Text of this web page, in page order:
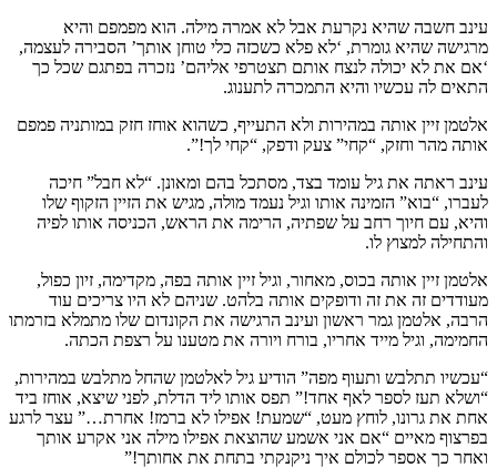
עינב חשבה שהיא נקרעת אבל לא אמרה מילה. הוא מפמפם והיא
מרגישה שהיא גומרת, ‘לא פלא כשכזה כלי טוחן אותך’ הסבירה לעצמה,
‘אם את לא יכולה לנצח אותם תצטרפי אליהם’ נזכרה בפתגם שכל כך
התאים לה עכשיו והיא התמכרה לתענוג.
אלטמן זיין אותה במהירות ולא התעייף, כשהוא אוחז חזק במותניה פמפם
אותה מהר וחזק, “קחי” צעק ודפק, “קחי לך!”.
עינב ראתה את גיל עומד בצד, מסתכל בהם ומאונן. “לא חבל” חיכה
לעברו, “בוא” הזמינה אותו וגיל נעמד מולה, מגיש את הזיין הזקוף שלו
והיא, עם חיוך רחב על שפתיה, הרימה את הראש, הכניסה אותו לפיה
והתחילה למצוץ לו.
אלטמן זיין אותה בכוס, מאחור, וגיל זיין אותה בפה, מקדימה, זיון כפול,
מעודדים זה את זה ודופקים אותה בלהט. שניהם לא היו צריכים עוד
הרבה, אלטמן גמר ראשון ועינב הרגישה את הקונדום שלו מתמלא בזרמתו
החמימה, וגיל מייד אחריו, בורח ויורה את מטענו על רצפת הכתה.
“עכשיו תתלבש ותעוף מפה” הודיע גיל לאלטמן שהחל מתלבש במהירות,
“ושלא תעז לספר לאף אחד!” תפס אותו ליד הדלת, לפני שיצא, אוחז ביד
אחת את גרונו, לוחץ מעט, “שמעת! אפילו לא ברמז! אחרת…” עצר לרגע
בפרצוף מאיים “אם אני אשמע שהוצאת אפילו מילה אני אקרע אותך
ואחר כך אספר לכולם איך ניקנקתי בתחת את אחותך!”